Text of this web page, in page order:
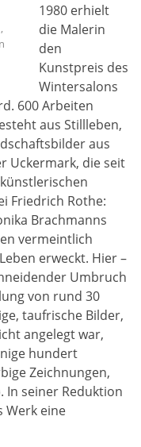
1980 erhielt
die Malerin
den
Kunstpreis des
Wintersalons
600 Arbeiten
aus Stillleben,
aus
Uckermark, die seit
Friedrich Rothe:
Brachmanns
vermeintlich
erweckt. Hier –
Umbruch
von rund 30
taufrische Bilder,
angelegt war,
hundert
Zeichnungen,
In seiner Reduktion
Werk eine